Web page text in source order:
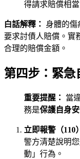
得請求賠償相當
白話解釋：
身體的傷
要求討債人賠償。實
合理的賠償金額。
第四步：緊急
重要提醒：
當
務是保護自身
立即報警（110
警方清楚說明
動」行為。